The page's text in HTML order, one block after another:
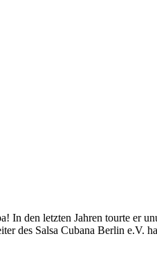
den letzten Jahren tourte er
des Salsa Cubana Berlin e.V.